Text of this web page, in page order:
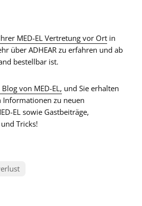
MED-EL Vertretung vor Ort in
über ADHEAR zu erfahren und ab
bestellbar ist.
von MED-EL, und Sie erhalten
Informationen zu neuen
EL sowie Gastbeiträge,
Tricks!